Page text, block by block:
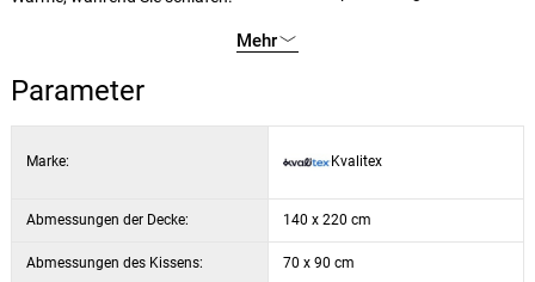
Mehr
Parameter
Marke: Kvalitex
Abmessungen der Decke: 140 x 220 cm
Abmessungen des Kissens: 70 x 90 cm